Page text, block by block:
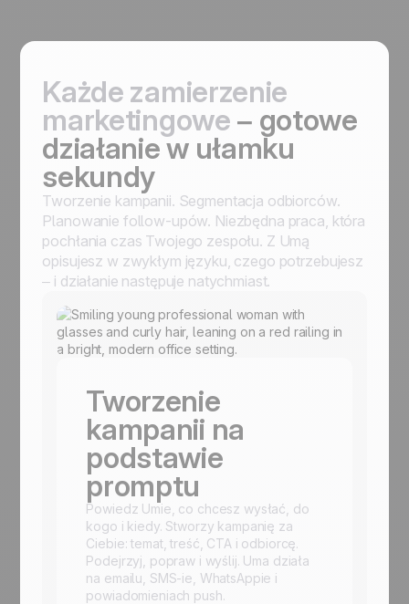
Każde zamierzenie
marketingowe – gotowe
działanie w ułamku
sekundy
Tworzenie kampanii. Segmentacja odbiorców.
Planowanie follow-upów. Niezbędna praca, która
pochłania czas Twojego zespołu. Z Umą
opisujesz w zwykłym języku, czego potrzebujesz
– i działanie następuje natychmiast.
Tworzenie
kampanii na
podstawie
promptu
Powiedz Umie, co chcesz wysłać, do
kogo i kiedy. Stworzy kampanię za
Ciebie: temat, treść, CTA i odbiorcę.
Podejrzyj, popraw i wyślij. Uma działa
na emailu, SMS-ie, WhatsAppie i
powiadomieniach push.